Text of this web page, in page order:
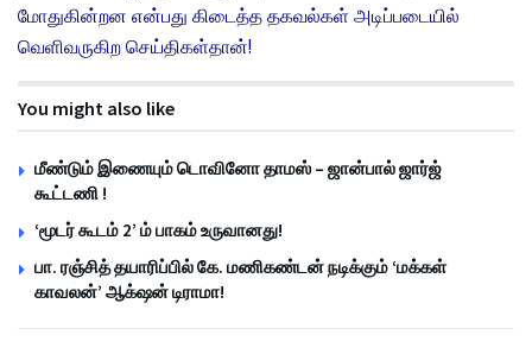
மோதுகின்றன என்பது கிடைத்த தகவல்கள் அடிப்படையில்
வெளிவருகிற செய்திகள்தான்!
You might also like
மீண்டும் இணையும் டொவினோ தாமஸ் – ஜான்பால் ஜார்ஜ்
கூட்டணி !
‘மூடர் கூடம் 2’ ம் பாகம் உருவானது!
பா. ரஞ்சித் தயாரிப்பில் கே. மணிகண்டன் நடிக்கும் ‘மக்கள்
காவலன்’ ஆக்‌ஷன் டிராமா!